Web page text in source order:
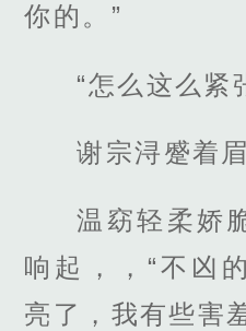
你的。”
“怎么这么紧
谢宗浔蹙着
温窈轻柔娇
响起，，“不凶
亮了，我有些害